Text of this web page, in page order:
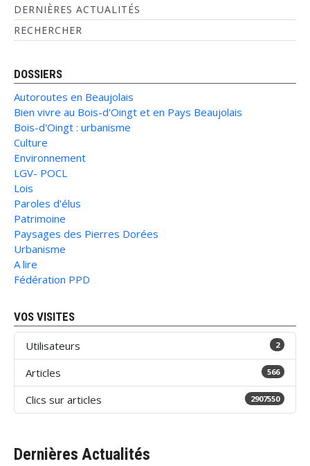
DERNIÈRES ACTUALITÉS
RECHERCHER
DOSSIERS
Autoroutes en Beaujolais
Bien vivre au Bois-d'Oingt et en Pays Beaujolais
Bois-d'Oingt : urbanisme
Culture
Environnement
LGV- POCL
Lois
Paroles d'élus
Patrimoine
Paysages des Pierres Dorées
Urbanisme
A lire
Fédération PPD
VOS VISITES
Utilisateurs 2
Articles 566
Clics sur articles 2907550
Dernières Actualités